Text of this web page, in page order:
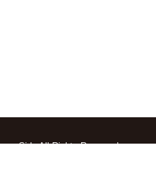
Side All Rights Reserved.